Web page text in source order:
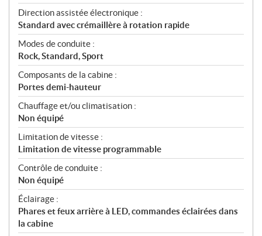
Direction assistée électronique :
Standard avec crémaillère à rotation rapide
Modes de conduite :
Rock, Standard, Sport
Composants de la cabine :
Portes demi-hauteur
Chauffage et/ou climatisation :
Non équipé
Limitation de vitesse :
Limitation de vitesse programmable
Contrôle de conduite :
Non équipé
Éclairage :
Phares et feux arrière à LED, commandes éclairées dans
la cabine